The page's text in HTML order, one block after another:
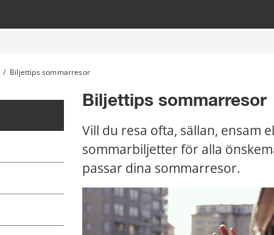
/ Biljettips sommarresor
Biljettips sommarresor
Vill du resa ofta, sällan, ensam
sommarbiljetter för alla
passar dina sommarresor.